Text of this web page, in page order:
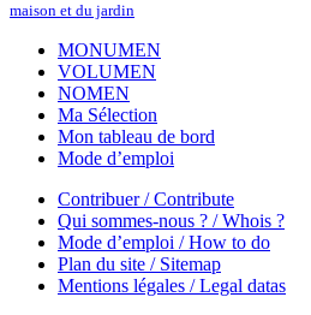
maison et du jardin
MONUMEN
VOLUMEN
NOMEN
Ma Sélection
Mon tableau de bord
Mode d’emploi
Contribuer / Contribute
Qui sommes-nous ? / Whois ?
Mode d’emploi / How to do
Plan du site / Sitemap
Mentions légales / Legal datas